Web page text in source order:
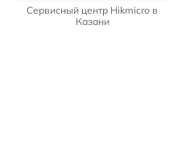
Сервисный центр Hikmicro в
Казани